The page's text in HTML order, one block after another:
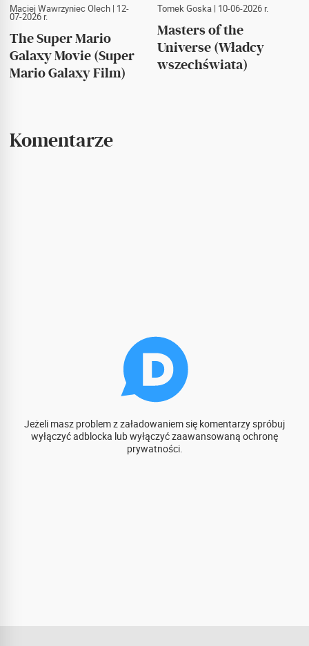
Maciej Wawrzyniec Olech | 12-
07-2026 r.
The Super Mario
Galaxy Movie (Super
Mario Galaxy Film)
Tomek Goska| 10-06-2026 r.
Masters of the
Universe (Władcy
wszechświata)
Komentarze
Jeżeli masz problem z załadowaniem się komentarzy spróbuj
wyłączyć adblocka lub wyłączyć zaawansowaną ochronę
prywatności.